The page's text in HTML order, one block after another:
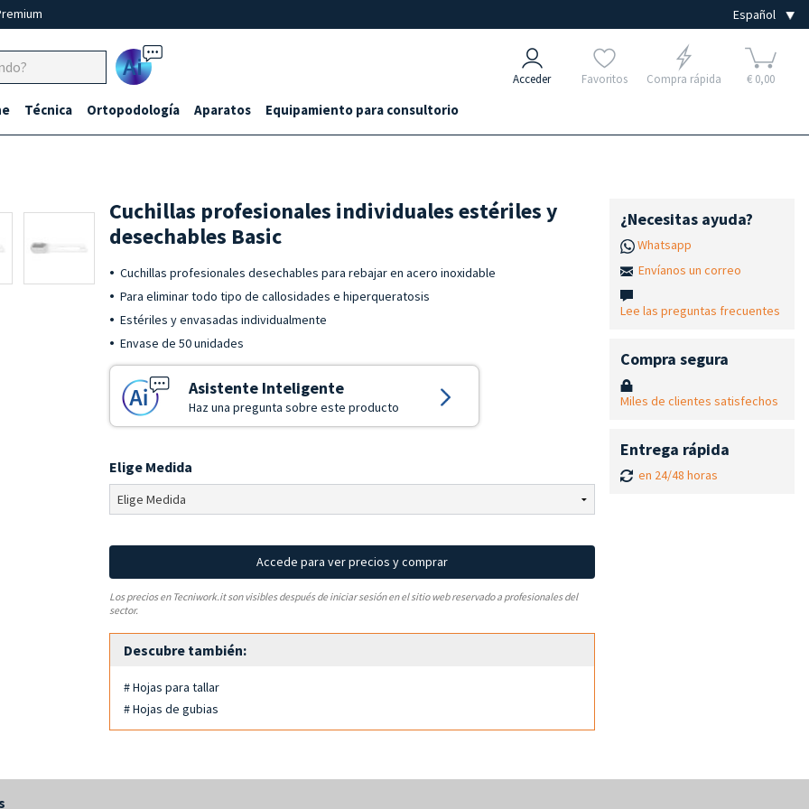
Ai Acceder Favoritos Compra rápida € 0,00
Técnica Ortopodología Aparatos Equipamiento para consultorio
Cuchillas profesionales individuales estériles y
desechables Basic
Cuchillas profesionales desechables para rebajar en acero inoxidable
Para eliminar todo tipo de callosidades e hiperqueratosis
Estériles y envasadas individualmente
Envase de 50 unidades
Asistente Inteligente
Haz una pregunta sobre este producto
Elige Medida
Accede para ver precios y comprar
Los precios en Tecniwork.it son visibles después de iniciar sesión en el sitio web reservado a profesionales del
sector.
Descubre también:
# Hojas para tallar
# Hojas de gubias
¿Necesitas ayuda?
Whatsapp
Envíanos un correo
Lee las preguntas frecuentes
Compra segura
Miles de clientes satisfechos
Entrega rápida
en 24/48 horas